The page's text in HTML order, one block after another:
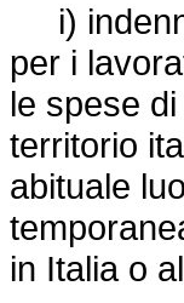
i)
per i
le spese
territorio
abituale
in Italia o